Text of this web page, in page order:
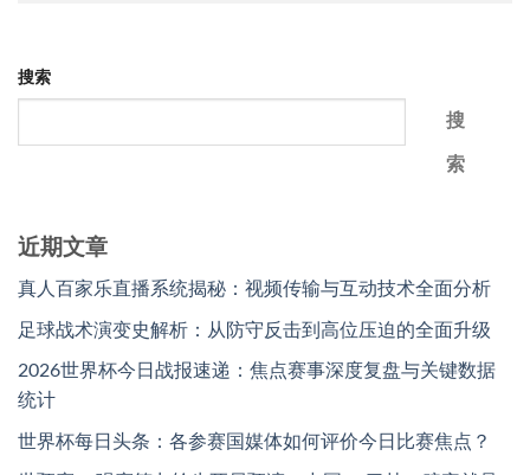
搜索
搜
索
近期文章
真人百家乐直播系统揭秘：视频传输与互动技术全面分析
足球战术演变史解析：从防守反击到高位压迫的全面升级
2026世界杯今日战报速递：焦点赛事深度复盘与关键数据
统计
世界杯每日头条：各参赛国媒体如何评价今日比赛焦点？